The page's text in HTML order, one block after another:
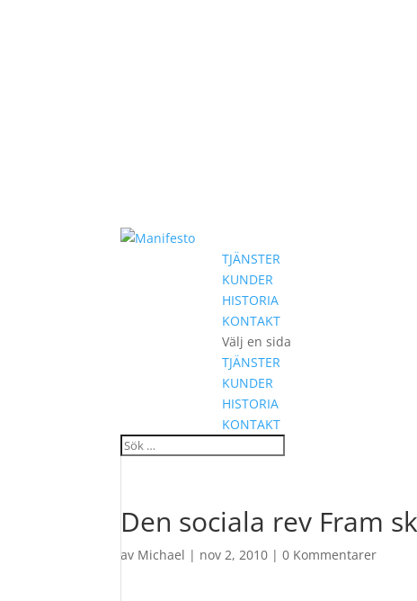
TJÄNSTER
KUNDER
HISTORIA
KONTAKT
Välj en sida
TJÄNSTER
KUNDER
HISTORIA
KONTAKT
Den sociala rev Fram
av Michael | nov 2, 2010 |0 Kommentarer